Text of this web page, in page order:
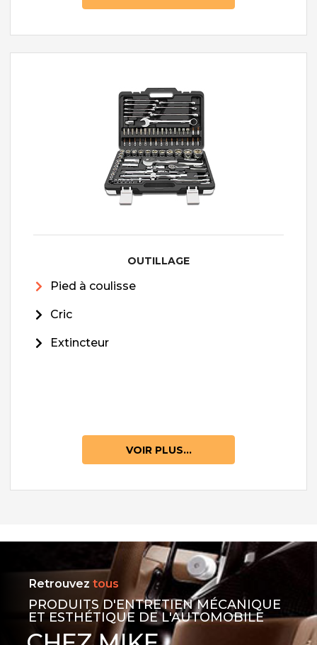
OUTILLAGE
Pied à coulisse
Cric
Extincteur
VOIR PLUS...
Retrouvez tous
PRODUITS D'ENTRETIEN MÉCANIQUE
ET ESTHÉTIQUE DE L'AUTOMOBILE